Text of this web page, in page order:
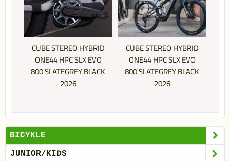
CUBE STEREO HYBRID
ONE44 HPC SLX EVO
800 SLATEGREY BLACK
2026
CUBE STEREO HYBRID
ONE44 HPC SLX EVO
800 SLATEGREY BLACK
2026
BICYKLE
JUNIOR/KIDS